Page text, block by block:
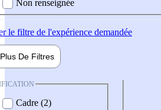
Non renseignée
le filtre de l'expérience demandée
Plus De Filtres
Cadre (2)